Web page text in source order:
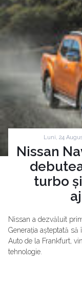
Luni, 24
Nissan
turbo
Nissan a dezvăluit
Generația așteptată
Auto de la Frankfurt,
tehnologie.